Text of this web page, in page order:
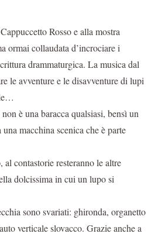
Rosso e alla mostra
ormai collaudata d’incrociare i
drammaturgica. La musica dal
le avventure e le disavventure di lupi
è una baracca qualsiasi, bensì un
macchina scenica che è parte
contastorie resteranno le altre
dolcissima in cui un lupo si
sono svariati: ghironda, organetto
verticale slovacco. Grazie anche a